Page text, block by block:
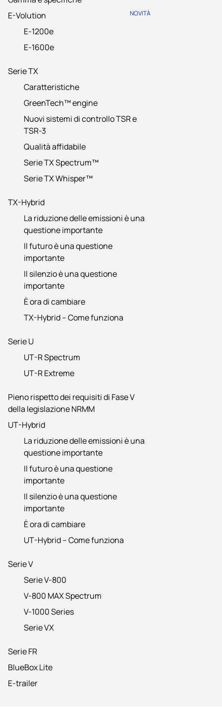
E-Volution
NOVITÀ
E-1200e
E-1600e
Serie TX
Caratteristiche
GreenTech™ engine
Nuovi sistemi di controllo TSR e
TSR-3
Qualità affidabile
Serie TX Spectrum™
Serie TX Whisper™
TX-Hybrid
La riduzione delle emissioni è una
questione importante
Il futuro è una questione
importante
Il silenzio è una questione
importante
È ora di cambiare
TX-Hybrid – Come funziona
Serie U
UT-R Spectrum
UT-R Extreme
Pieno rispetto dei requisiti di Fase V
della legislazione NRMM
UT-Hybrid
La riduzione delle emissioni è una
questione importante
Il futuro è una questione
importante
Il silenzio è una questione
importante
È ora di cambiare
UT-Hybrid – Come funziona
Serie V
Serie V-800
V-800 MAX Spectrum
V-1000 Series
Serie VX
Serie FR
BlueBox Lite
E-trailer